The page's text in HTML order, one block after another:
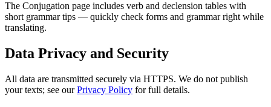
The Conjugation page includes verb and declension tables with
short grammar tips — quickly check forms and grammar right while
translating.
Data Privacy and Security
All data are transmitted securely via HTTPS. We do not publish
your texts; see ourPrivacy Policy for full details.